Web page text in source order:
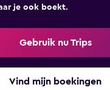
je ook boekt.
Gebruik nu Trips
Vind mijn boekingen